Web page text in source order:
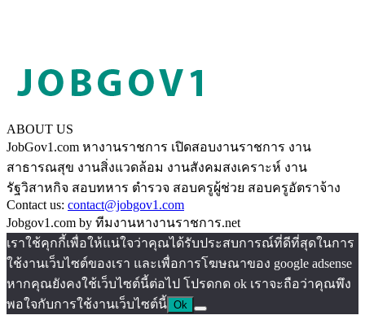
ABOUT US
JobGov1.com หางานราชการ เปิดสอบงานราชการ งาน
สาธารณสุข งานสิ่งแวดล้อม งานสังคมสงเคราะห์ งาน
รัฐวิสาหกิจ สอบทหาร ตำรวจ สอบครูผู้ช่วย สอบครูอัตราจ้าง
Contact us: contact@jobgov1.com
Jobgov1.com by ทีมงานหางานราชการ.net
เราใช้คุกกี้เพื่อให้แน่ใจว่าคุณได้รับประสบการณ์ที่ดีที่สุดในการ
ใช้งานเว็บไซต์ของเรา และเพื่อการโฆษณาของ google adsense
หากคุณยังคงใช้เว็บไซต์นี้ต่อไป โปรดกด ok เราจะถือว่าคุณพึง
พอใจกับการใช้งานเว็บไซต์นี้ Ok